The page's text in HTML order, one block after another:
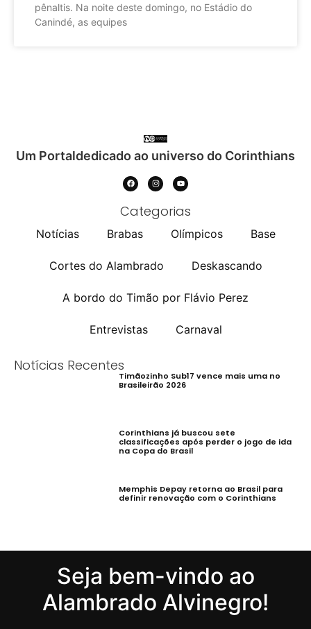
pênaltis. Na noite deste domingo, no Estádio do
Canindé, as equipes
Um Portaldedicado ao universo do Corinthians
Categorias
Notícias Brabas Olímpicos Base
Cortes do Alambrado Deskascando
A bordo do Timão por Flávio Perez
Entrevistas Carnaval
Notícias Recentes
Timãozinho Sub17 vence mais uma no
Brasileirão 2026
Corinthians já buscou sete
classificações após perder o jogo de ida
na Copa do Brasil
Memphis Depay retorna ao Brasil para
definir renovação com o Corinthians
Seja bem-vindo ao
Alambrado Alvinegro!